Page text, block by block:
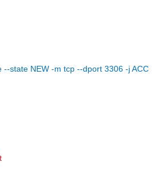
--state NEW -m tcp --dport 3306 -j ACC